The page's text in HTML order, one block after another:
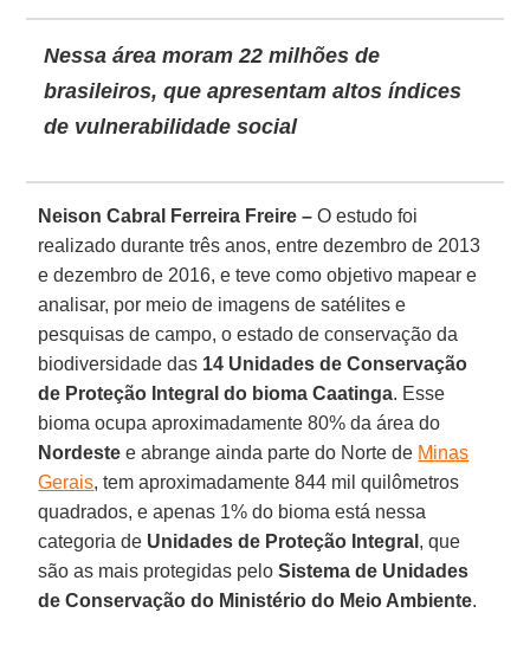
Nessa área moram 22 milhões de
brasileiros, que apresentam altos índices
de vulnerabilidade social
Neison Cabral Ferreira Freire – O estudo foi
realizado durante três anos, entre dezembro de 2013
e dezembro de 2016, e teve como objetivo mapear e
analisar, por meio de imagens de satélites e
pesquisas de campo, o estado de conservação da
biodiversidade das 14 Unidades de Conservação
de Proteção Integral do bioma Caatinga. Esse
bioma ocupa aproximadamente 80% da área do
Nordeste e abrange ainda parte do Norte de Minas
Gerais, tem aproximadamente 844 mil quilômetros
quadrados, e apenas 1% do bioma está nessa
categoria de Unidades de Proteção Integral , que
são as mais protegidas peloSistema de Unidades
de Conservação do Ministério do Meio Ambiente.